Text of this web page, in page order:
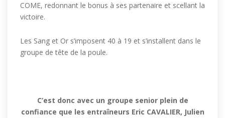
COME, redonnant le bonus à ses partenaire et scellant la
victoire.
Les Sang et Or s’imposent 40 à 19 et s’installent dans le
groupe de tête de la poule.
C’est donc avec un groupe senior plein de
confiance que les entraîneurs Eric CAVALIER, Julien